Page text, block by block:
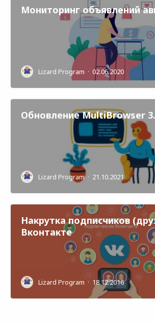
Мониторинг объявлений
Lizard Program · 02.06.2020
Обновление MultiBrowser
Lizard Program · 21.10.2021
Накрутка подписчиков
Вконтакте
Lizard Program · 18.12.2016